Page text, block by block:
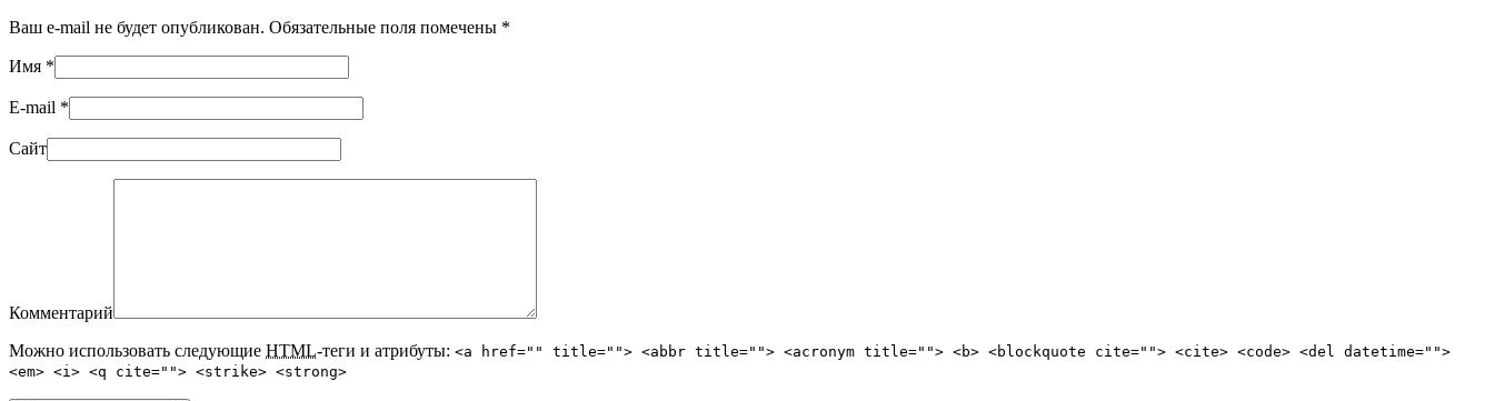
Ваш e-mail не будет опубликован. Обязательные поля помечены *
Имя *
E-mail *
Сайт
Комментарий
Можно использовать следующие HTML-теги и атрибуты: <a href="" title=""> <abbr title=""> <acronym title=""> <b> <blockquote cite=""> <cite> <code> <del datetime="">
<em> <i> <q cite=""> <strike> <strong>